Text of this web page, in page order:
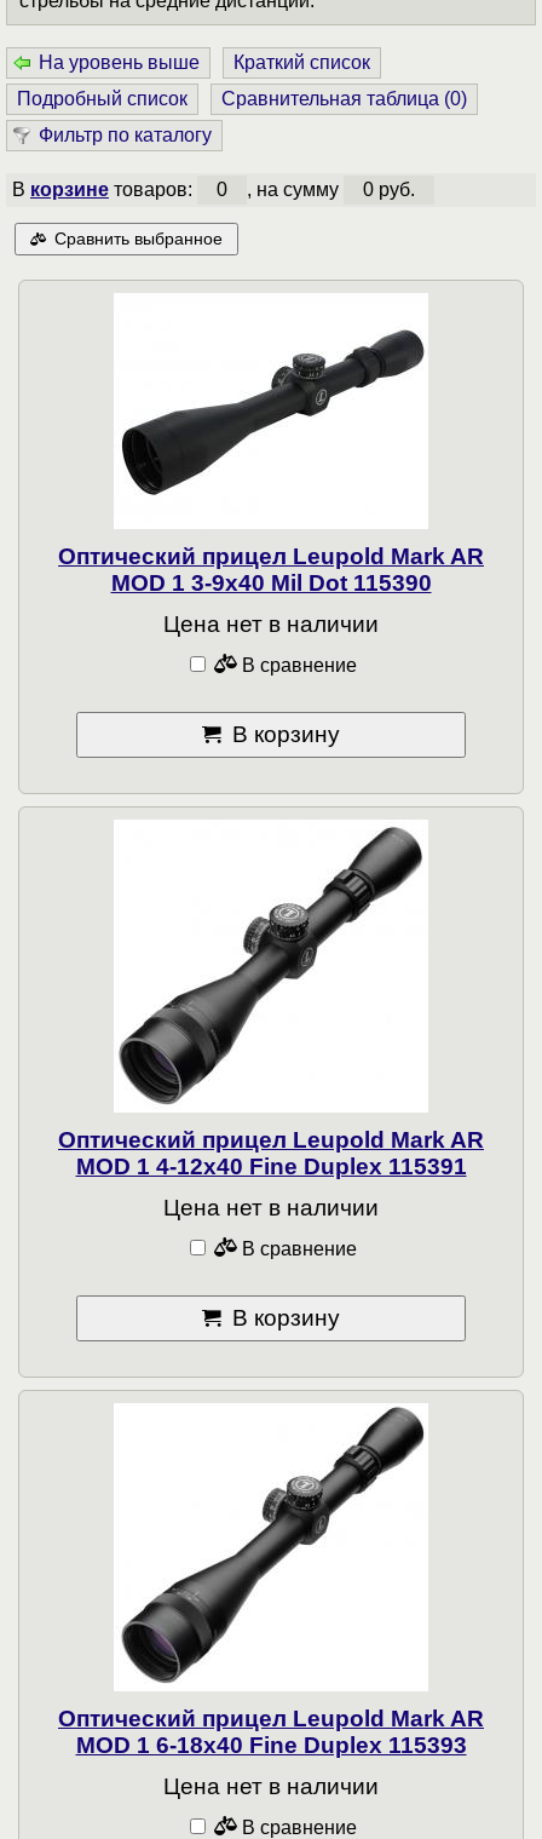
На уровень выше
Краткий список
Подробный список
Сравнительная таблица (0)
Фильтр по каталогу
В корзинетоваров: 0 , на сумму 0 руб.
Сравнить выбранное
Оптический прицел Leupold Mark AR
MOD 1 3-9x40 Mil Dot 115390
Цена нет в наличии
В сравнение
В корзину
Оптический прицел Leupold Mark AR
MOD 1 4-12x40 Fine Duplex 115391
Цена нет в наличии
В сравнение
В корзину
Оптический прицел Leupold Mark AR
MOD 1 6-18x40 Fine Duplex 115393
Цена нет в наличии
В сравнение